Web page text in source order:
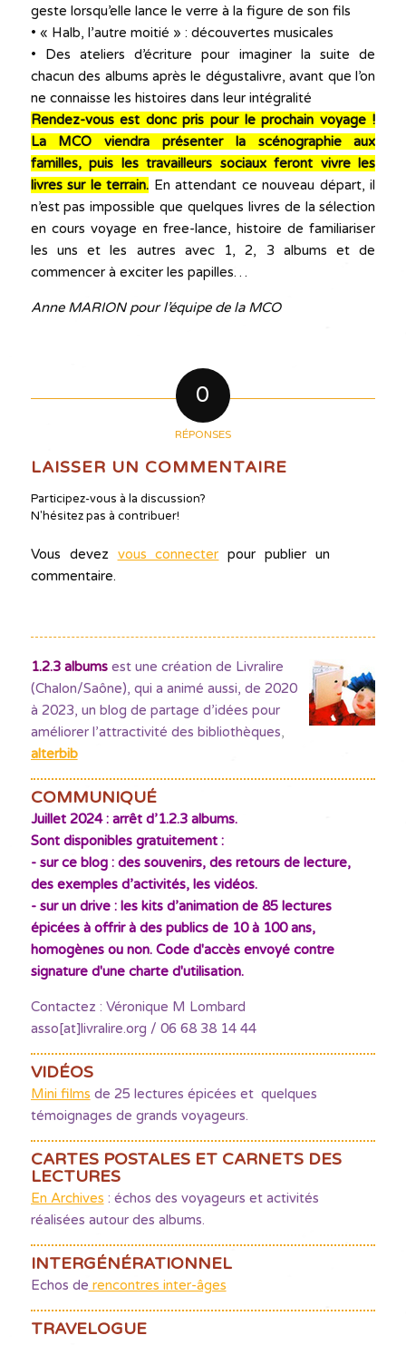
geste lorsqu’elle lance le verre à la figure de son fils
• « Halb, l’autre moitié » : découvertes musicales
• Des ateliers d’écriture pour imaginer la suite de
chacun des albums après le dégustalivre, avant que l’on
ne connaisse les histoires dans leur intégralité
Rendez-vous est donc pris pour le prochain voyage !
La MCO viendra présenter la scénographie
aux
familles, puis les travailleurs sociaux feront vivre les
livres sur le terrain. En attendant ce nouveau départ, il
n’est pas impossible que quelques livres de la sélection
en cours voyage en free-lance, histoire de familiariser
les uns et les autres avec 1, 2, 3 albums et de
commencer à exciter les papilles…
Anne MARION pour l’équipe de la MCO
0
RÉPONSES
LAISSER UN COMMENTAIRE
Participez-vous à la discussion?
N'hésitez pas à contribuer!
Vous devez vous connecter pour publier un
commentaire.
1.2.3 albumsest une création de Livralire
(Chalon/Saône), qui a animé aussi, de 2020
à 2023, un blog de partage d’idées pour
améliorer l’attractivité des bibliothèques,
alterbib
COMMUNIQUÉ
Juillet 2024 : arrêt d’1.2.3 albums.
Sont disponibles gratuitement :
- sur ce blog : des souvenirs, des retours de lecture,
des exemples d’activités, les vidéos.
- sur un drive : les kits d’animation de 85 lectures
épicées à offrir à des publics de 10 à 100 ans,
homogènes ou non. Code d'accès envoyé contre
signature d'une charte d'utilisation.
Contactez : Véronique M Lombard
asso[at]livralire.org / 06 68 38 14 44
VIDÉOS
Mini films de 25 lectures épicées et quelques
témoignages de grands voyageurs.
CARTES POSTALES ET CARNETS DES
LECTURES
En Archives : échos des voyageurs et activités
réalisées autour des albums.
INTERGÉNÉRATIONNEL
Echos de rencontres inter-âges
TRAVELOGUE